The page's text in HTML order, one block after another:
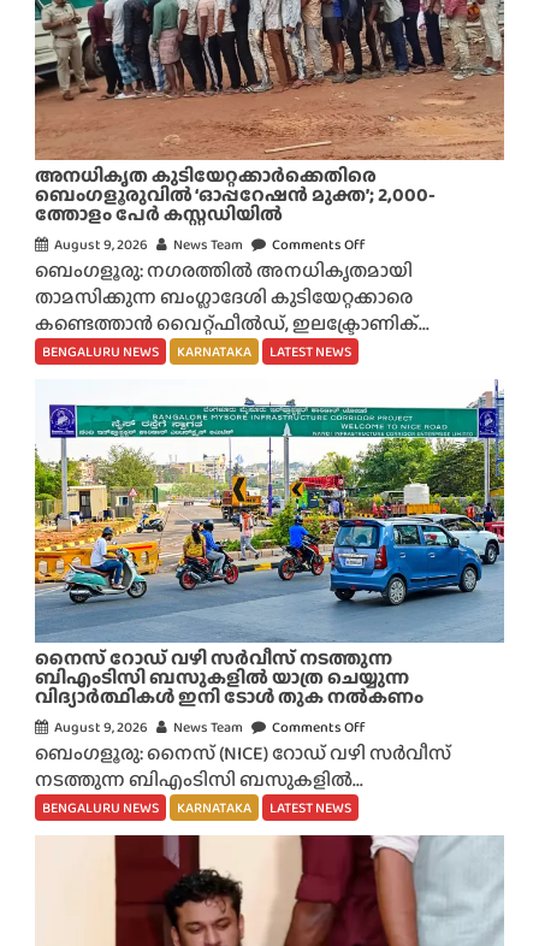
അനധികൃത കുടിയേറ്റക്കാർക്കെതിരെ
ബെംഗളൂരുവിൽ ‘ഓപ്പറേഷൻ മുക്ത’; 2,000-
ത്തോളം പേർ കസ്റ്റഡിയിൽ
August 9, 2026 News Team Comments Off
n
അ
ന
ത
കു
ടി
യേ
റ്റ
ക്കാ
ർ
ക്കെ
തി
രെ
ബെം
ഗ
രു
ഓ
പ്പ
റേ
ഷ
ബെംഗളൂരു: നഗരത്തിൽ അനധികൃതമായി
താമസിക്കുന്ന ബംഗ്ലാദേശി കുടിയേറ്റക്കാരെ
കണ്ടെത്താൻ വൈറ്റ്ഫീൽഡ്, ഇലക്ട്രോണിക്...
BENGALURU NEWS KARNATAKA LATEST NEWS
നൈസ് റോഡ് വഴി സർവീസ് നടത്തുന്ന
ബിഎംടിസി ബസുകളിൽ യാത്ര ചെയ്യുന്ന
വിദ്യാർത്ഥികൾ ഇനി ടോൾ തുക നൽകണം
August 9, 2026 News Team Comments Off
n
റോ
ഡ്
വ
ഴി
ബെംഗളൂരു: നൈസ് (NICE) റോഡ് വഴി സർവീസ്
നടത്തുന്ന ബിഎംടിസി ബസുകളിൽ...
BENGALURU NEWS KARNATAKA LATEST NEWS